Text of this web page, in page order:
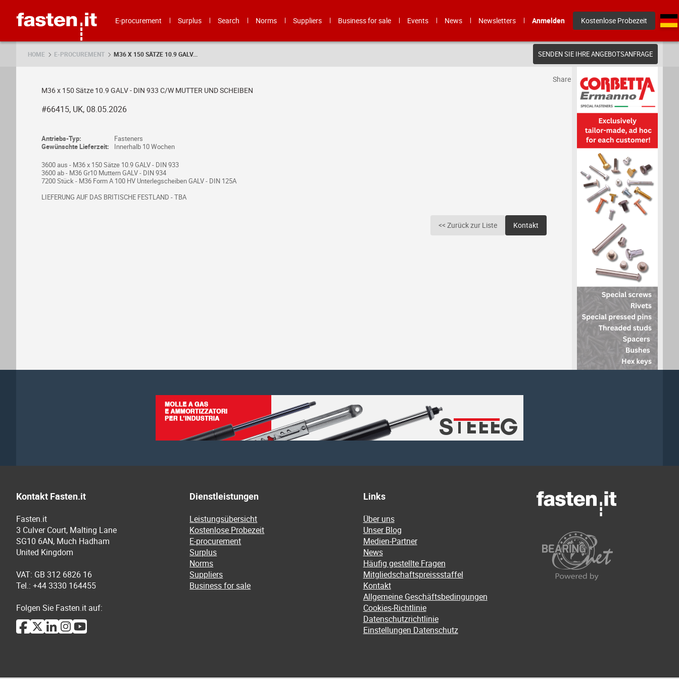
E-procurement Surplus Search Norms Suppliers Business for sale Events News Newsletters Anmelden Kostenlose Probezeit
HOME E-PROCUREMENT M36 X 150 SÄTZE 10.9 GALV... SENDEN SIE IHRE ANGEBOTSANFRAGE
M36 x 150 Sätze 10.9 GALV - DIN 933 C/W MUTTER UND SCHEIBEN
#66415, UK, 08.05.2026
Antriebs-Typ:
Fasteners
Gewünschte Lieferzeit:
Innerhalb 10 Wochen
3600 aus - M36 x 150 Sätze 10.9 GALV - DIN 933
3600 ab - M36 Gr10 Muttern GALV - DIN 934
7200 Stück - M36 Form A 100 HV Unterlegscheiben GALV - DIN 125A
LIEFERUNG AUF DAS BRITISCHE FESTLAND - TBA
<< Zurück zur Liste Kontakt
Share
Kontakt Fasten.it
Fasten.it
3 Culver Court, Malting Lane
SG10 6AN, Much Hadham
United Kingdom
VAT: GB 312 6826 16
Tel.: +44 3330 164455
Folgen Sie Fasten.it auf:
Dienstleistungen
Leistungsübersicht
Kostenlose Probezeit
E-procurement
Surplus
Norms
Suppliers
Business for sale
Links
Über uns
Unser Blog
Medien-Partner
News
Häufig gestellte Fragen
Mitgliedschaftspreissstaffel
Kontakt
Allgemeine Geschäftsbedingungen
Cookies-Richtlinie
Datenschutzrichtlinie
Einstellungen Datenschutz